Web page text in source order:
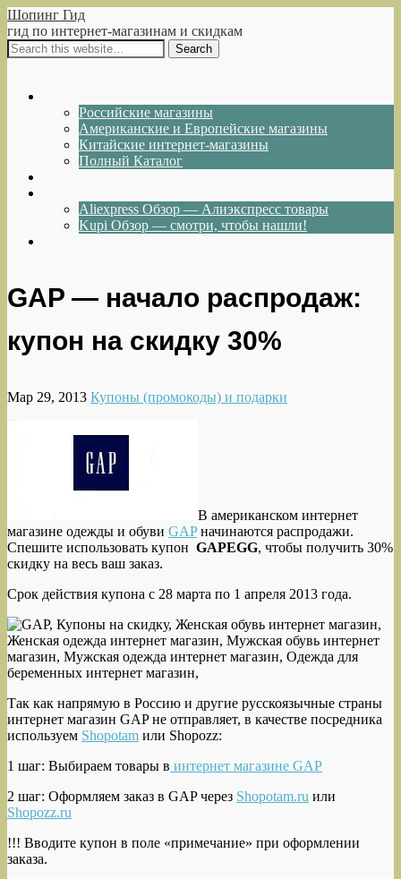
Шопинг Гид
гид по интернет-магазинам и скидкам
Российские магазины
Американские и Европейские магазины
Китайские интернет-магазины
Полный Каталог
Aliexpress Обзор — Алиэкспресс товары
Kupi Обзор — смотри, чтобы нашли!
GAP — начало распродаж:
купон на скидку 30%
Мар 29, 2013 Купоны (промокоды) и подарки
В американском интернет
магазине одежды и обуви GAPначинаются распродажи.
Спешите использовать купон GAPEGG, чтобы получить 30%
скидку на весь ваш заказ.
Срок действия купона с 28 марта по 1 апреля 2013 года.
Так как напрямую в Россию и другие русскоязычные страны
интернет магазин GAP не отправляет, в качестве посредника
используем Shopotam или Shopozz:
1 шаг: Выбираем товары в интернет магазине GAP
2 шаг: Оформляем заказ в GAP через Shopotam.ru или
Shopozz.ru
!!! Вводите купон в поле «примечание» при оформлении
заказа.